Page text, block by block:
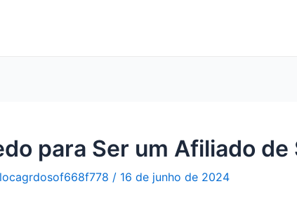
para Ser um Afiliado
/ 16 de junho de 2024